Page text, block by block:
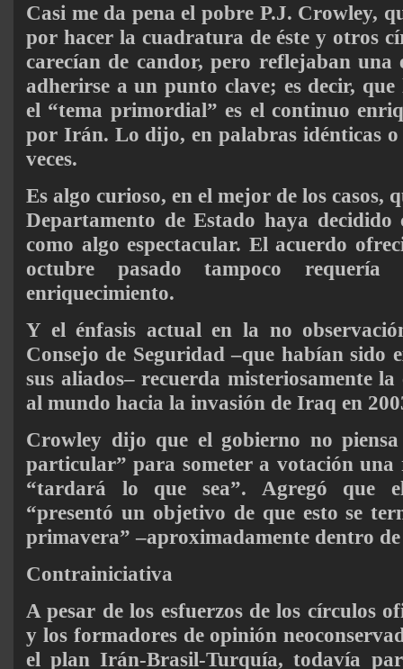
Casi me da pena el pobre P.J. Crowley,
por hacer la cuadratura de éste y otros
carecían de candor, pero reflejaban una
adherirse a un punto clave; es decir,
el “tema primordial” es el continuo
por Irán. Lo dijo, en palabras idénticas o
veces.
Es algo curioso, en el mejor de los casos,
Departamento de Estado haya
como algo espectacular. El acuerdo
octubre pasado tampoco
enriquecimiento.
Y el énfasis actual en la no
Consejo de Seguridad –que habían sido
sus aliados– recuerda misteriosamente
al mundo hacia la invasión de Iraq en
Crowley dijo que el gobierno no
particular” para someter a votación una
“tardará lo que sea”. Agregó que
“presentó un objetivo de que esto se
primavera” –aproximadamente dentro de
Contrainiciativa
A pesar de los esfuerzos de los círculos
y los formadores de opinión
el plan Irán-Brasil-Turquía, todavía